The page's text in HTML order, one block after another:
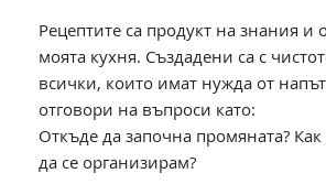
Рецептите са продукт на знания
моята кухня. Създадени са с
всички, които имат нужда от
отговори на въпроси като:
Откъде да започна промяната? Как
да се организирам?